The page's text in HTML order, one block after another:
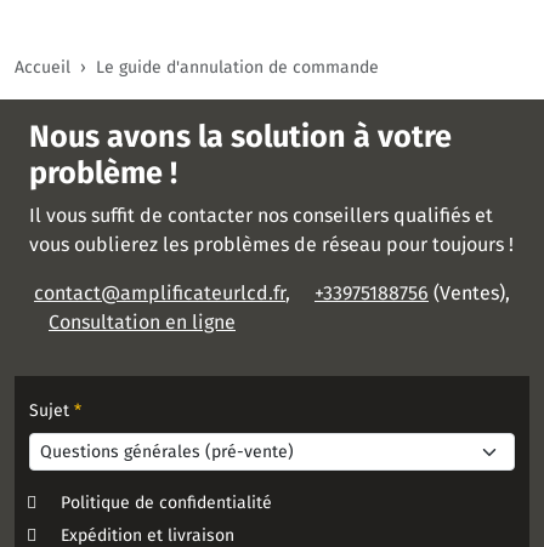
Accueil Le guide d'annulation de commande
Nous avons la solution à votre
problème !
Il vous suffit de contacter nos conseillers qualifiés et
vous oublierez les problèmes de réseau pour toujours !
contact@amplificateurlcd.fr, +33975188756 (Ventes),
Consultation en ligne
Sujet *
Politique de confidentialité
Expédition et livraison